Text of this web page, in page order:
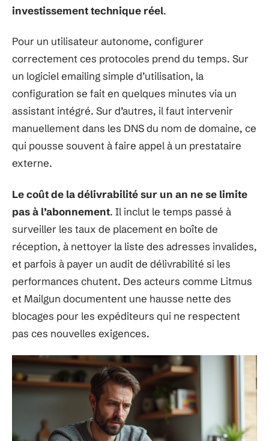
investissement technique réel.
Pour un utilisateur autonome, configurer
correctement ces protocoles prend du temps. Sur
un logiciel emailing simple d’utilisation, la
configuration se fait en quelques minutes via un
assistant intégré. Sur d’autres, il faut intervenir
manuellement dans les DNS du nom de domaine, ce
qui pousse souvent à faire appel à un prestataire
externe.
Le coût de la délivrabilité sur un an ne se limite
pas à l’abonnement. Il inclut le temps passé à
surveiller les taux de placement en boîte de
réception, à nettoyer la liste des adresses invalides,
et parfois à payer un audit de délivrabilité si les
performances chutent. Des acteurs comme Litmus
et Mailgun documentent une hausse nette des
blocages pour les expéditeurs qui ne respectent
pas ces nouvelles exigences.